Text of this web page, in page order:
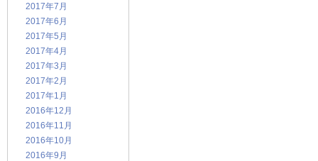
2017年7月
2017年6月
2017年5月
2017年4月
2017年3月
2017年2月
2017年1月
2016年12月
2016年11月
2016年10月
2016年9月